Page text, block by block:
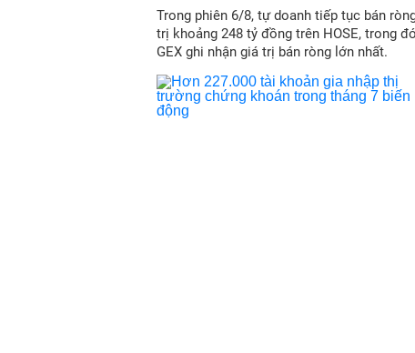
Trong phiên 6/8, tự doanh tiếp tục bán
trị khoảng 248 tỷ đồng trên HOSE, trong
GEX ghi nhận giá trị bán ròng lớn nhất.